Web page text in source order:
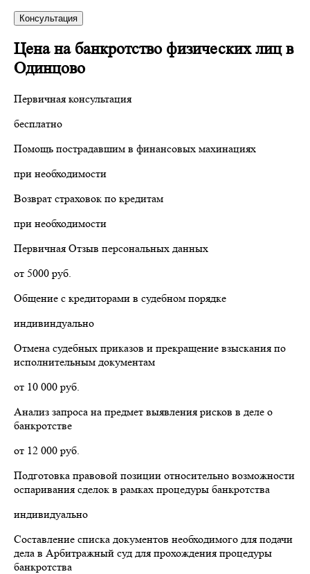
Консультация
Цена на банкротство физических лиц в
Одинцово
Первичная консультация
бесплатно
Помощь пострадавшим в финансовых махинациях
при необходимости
Возврат страховок по кредитам
при необходимости
Первичная Отзыв персональных данных
от 5000 руб.
Общение с кредиторами в судебном порядке
индивиндуально
Отмена судебных приказов и прекращение взыскания по
исполнительным документам
от 10 000 руб.
Анализ запроса на предмет выявления рисков в деле о
банкротстве
от 12 000 руб.
Подготовка правовой позиции относительно возможности
оспаривания сделок в рамках процедуры банкротства
индивидуально
Составление списка документов необходимого для подачи
дела в Арбитражный суд для прохождения процедуры
банкротства